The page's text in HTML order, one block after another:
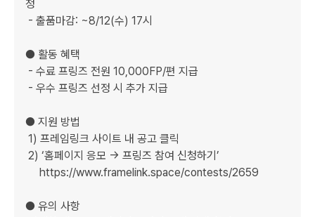
정
● 활동 혜택
● 지원 방법
● 유의 사항